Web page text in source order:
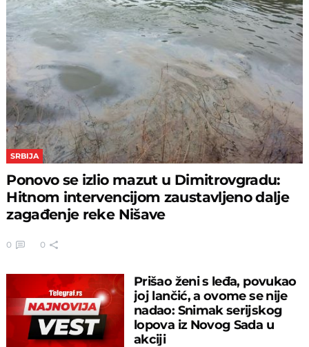
SRBIJA
Ponovo se izlio mazut u Dimitrovgradu:
Hitnom intervencijom zaustavljeno dalje
zagađenje reke Nišave
0 0
Prišao ženi s leđa, povukao
joj lančić, a ovome se nije
nadao: Snimak serijskog
lopova iz Novog Sada u
akciji